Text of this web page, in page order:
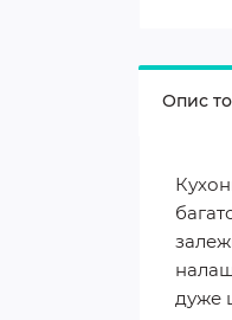
Опис
дуже